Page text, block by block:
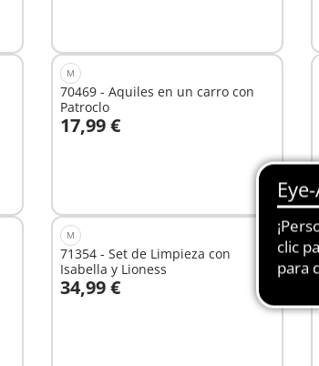
M
70469 - Aquiles en un carro con
Patroclo
17,99 €
A la cesta
M
71354 - Set de Limpieza con
Isabella y Lioness
34,99 €
A la cesta